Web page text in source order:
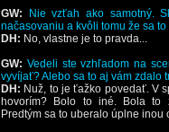
GW:
Nie vzťah ako samotný.
načasovaniu a kvôli tomu že sa
DH: No, vlastne je to pravda...
GW: Vedeli ste vzhľadom na
vyvíjať? Alebo sa to aj vám zdalo
DH: Nuž, to je ťažko povedať. V
hovorím? Bolo to iné. Bola to
Predtým sa to uberalo úplne inou